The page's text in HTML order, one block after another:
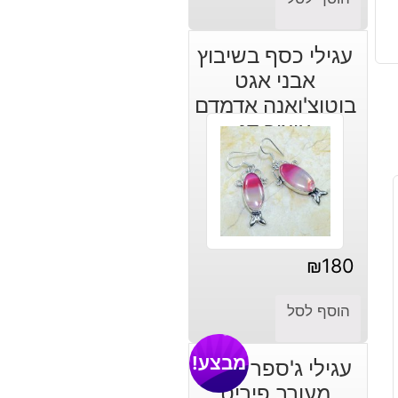
המקורי
היה:
₪80.
הנוכחי
הוא:
₪60.
עגילי כסף בשיבוץ
אבני אגט
בוטוצ'ואנה אדמדם
עיצוב דג
₪180
הוסף לסל
עגילי ג'ספר כתום
מעורב פיריט
מבצע!